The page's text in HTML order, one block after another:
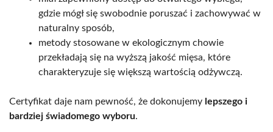
gdzie mógł się swobodnie poruszać i zachowywać w
naturalny sposób,
metody stosowane w ekologicznym chowie
przekładają się na wyższą jakość mięsa, które
charakteryzuje się większą wartością odżywczą.
Certyfikat daje nam pewność, że dokonujemy lepszego i
bardziej świadomego wyboru.